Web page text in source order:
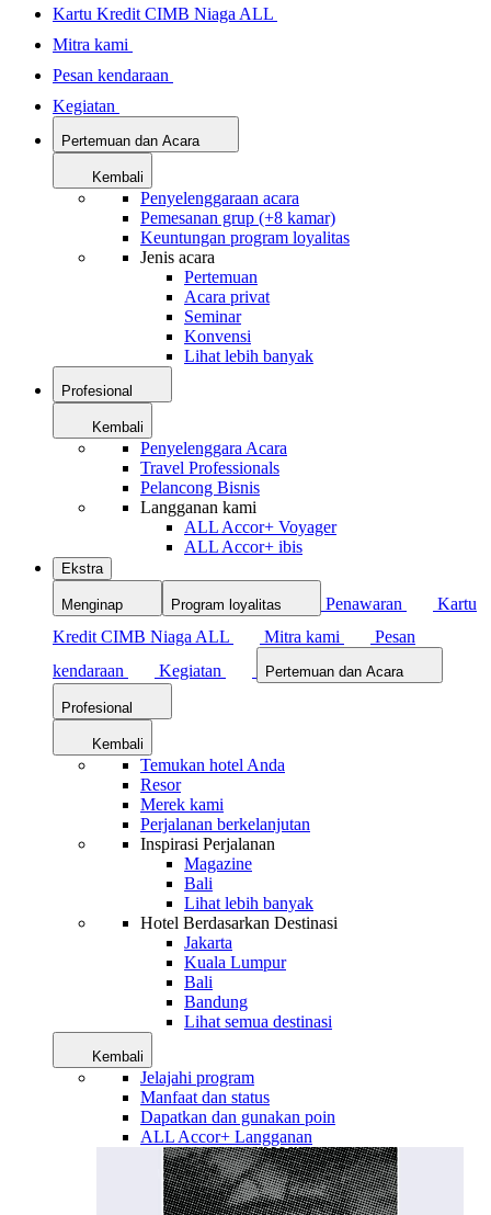
Kartu Kredit CIMB Niaga ALL
Mitra kami
Pesan kendaraan
Kegiatan
Pertemuan dan Acara
Kembali
Penyelenggaraan acara
Pemesanan grup (+8 kamar)
Keuntungan program loyalitas
Jenis acara
Pertemuan
Acara privat
Seminar
Konvensi
Lihat lebih banyak
Profesional
Kembali
Penyelenggara Acara
Travel Professionals
Pelancong Bisnis
Langganan kami
ALL Accor+ Voyager
ALL Accor+ ibis
Ekstra
Menginap Program loyalitas Penawaran
Kartu
Kredit CIMB Niaga ALL
Mitra kami
Pesan
kendaraan
Kegiatan Pertemuan dan Acara
Profesional
Kembali
Temukan hotel Anda
Resor
Merek kami
Perjalanan berkelanjutan
Inspirasi Perjalanan
Magazine
Bali
Lihat lebih banyak
Hotel Berdasarkan Destinasi
Jakarta
Kuala Lumpur
Bali
Bandung
Lihat semua destinasi
Kembali
Jelajahi program
Manfaat dan status
Dapatkan dan gunakan poin
ALL Accor+ Langganan